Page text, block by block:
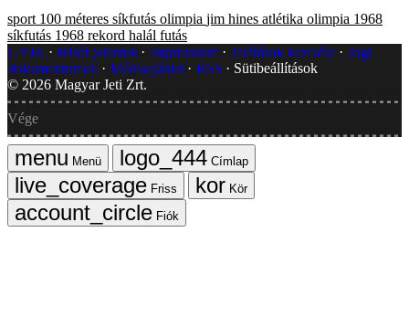
sport 100 méteres síkfutás olimpia jim hines atlétika olimpia 1968
síkfutás 1968 rekord halál futás
GYIK
Hibát jelentek Impresszum Javítások kezelése
Jogi
dokumentumok
Médiaajánlat RSS
Sütibeállítások
© 2026 Magyar Jeti Zrt.
Vége
Menü
Címlap
Friss
Kör
Fiók